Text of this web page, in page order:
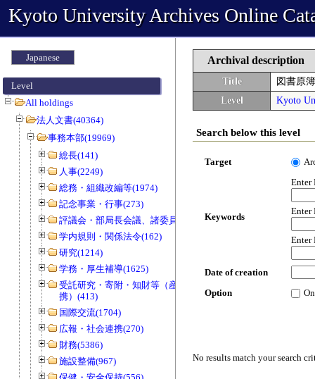
Kyoto University Archives Online
Japanese
Level
All holdings
法人文書(40364)
事務本部(19969)
総長(141)
人事(2249)
総務・組織改編等(1974)
記念事業・行事(273)
評議会・部局長会議、諸委員会等(1466)
学内規則・関係法令(162)
研究(1214)
学務・厚生補導(1625)
受託研究・寄附・知財等（産官学連
携）(413)
国際交流(1704)
広報・社会連携(270)
財務(5386)
施設整備(967)
Archival description
Title
図書原簿
Level
Kyoto
Search below this level
Target
Keywords
Enter
Enter
Enter
Date of creation
Option
No results match your search